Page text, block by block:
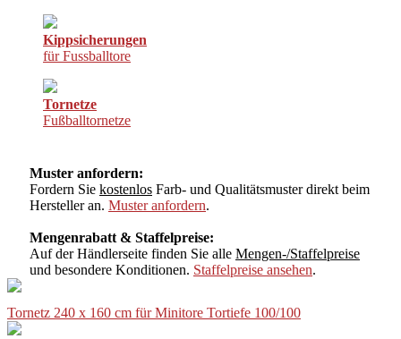
Kippsicherungen
für Fussballtore
Tornetze
Fußballtornetze
Muster anfordern:
Fordern Sie kostenlos Farb- und Qualitätsmuster direkt beim
Hersteller an. Muster anfordern.
Mengenrabatt & Staffelpreise:
Auf der Händlerseite finden Sie alle Mengen-/Staffelpreise
und besondere Konditionen. Staffelpreise ansehen.
Tornetz 240 x 160 cm für Minitore Tortiefe 100/100